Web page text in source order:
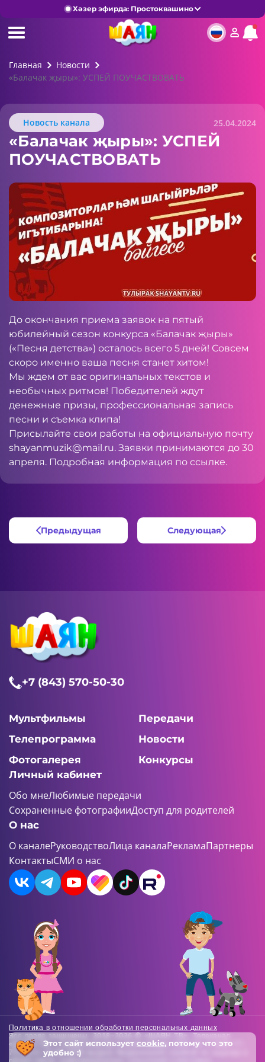
Хәзер эфирда: Простоквашино
Главная
Новости
«Балачак җыры»: УСПЕЙ ПОУЧАСТВОВАТЬ
Новость канала 25.04.2024
«Балачак җыры»: УСПЕЙ
ПОУЧАСТВОВАТЬ
До окончания приема заявок на пятый
юбилейный сезон конкурса «Балачак җыры»
(«Песня детства») осталось всего 5 дней! Совсем
скоро именно ваша песня станет хитом!
Мы ждем от вас оригинальных текстов и
необычных ритмов! Победителей ждут
денежные призы, профессиональная запись
песни и съемка клипа!
Присылайте свои работы на официальную почту
shayanmuzik@mail.ru. Заявки принимаются до 30
апреля. Подробная информация по ссылке.
Предыдущая Следующая
+7 (843) 570-50-30
Мультфильмы
Передачи
Телепрограмма
Новости
Фотогалерея
Конкурсы
Личный кабинет
Обо мнеЛюбимые передачи
Сохраненные фотографииДоступ для родителей
О нас
О каналеРуководствоЛица каналаРекламаПартнеры
КонтактыСМИ о нас
Политика в отношении обработки персональных данных
Все права защищены. 2018-2026 © «ШАЯН ТВ». Телеканал
«ШАЯН ТВ» , Свидетельство о регистрации СМИ Эл-Л №ФС77-
73138 от 22.06.2018 выдано Федеральной службой по надзору в
Этот сайт использует cookie, потому что это
удобно :)